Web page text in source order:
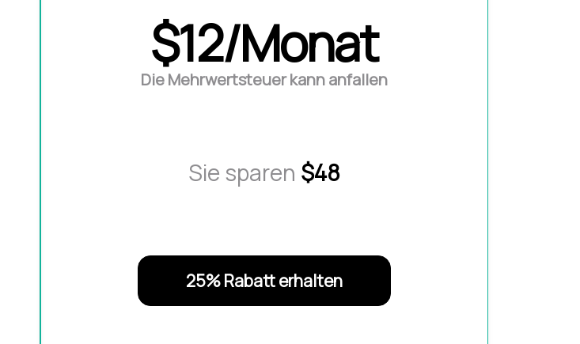
$12/Monat
Die Mehrwertsteuer kann anfallen
Sie sparen $48
25% Rabatt erhalten